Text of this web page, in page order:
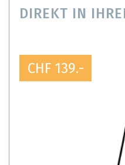
DIREKT IN
CHF 139.-